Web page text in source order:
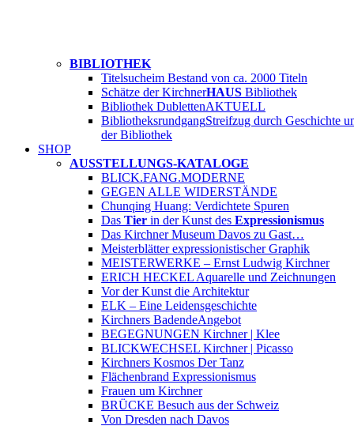
BIBLIOTHEK
Titelsucheim Bestand von ca. 2000 Titeln
Schätze der KirchnerHAUS Bibliothek
Bibliothek DublettenAKTUELL
BibliotheksrundgangStreifzug durch Geschichte
der Bibliothek
SHOP
AUSSTELLUNGS-KATALOGE
BLICK.FANG.MODERNE
GEGEN ALLE WIDERSTÄNDE
Chunqing Huang: Verdichtete Spuren
Das Tier in der Kunst des Expressionismus
Das Kirchner Museum Davos zu Gast…
Meisterblätter expressionistischer Graphik
MEISTERWERKE – Ernst Ludwig Kirchner
ERICH HECKEL Aquarelle und Zeichnungen
Vor der Kunst die Architektur
ELK – Eine Leidensgeschichte
Kirchners BadendeAngebot
BEGEGNUNGEN Kirchner | Klee
BLICKWECHSEL Kirchner | Picasso
Kirchners Kosmos Der Tanz
Flächenbrand Expressionismus
Frauen um Kirchner
BRÜCKE Besuch aus der Schweiz
Von Dresden nach Davos